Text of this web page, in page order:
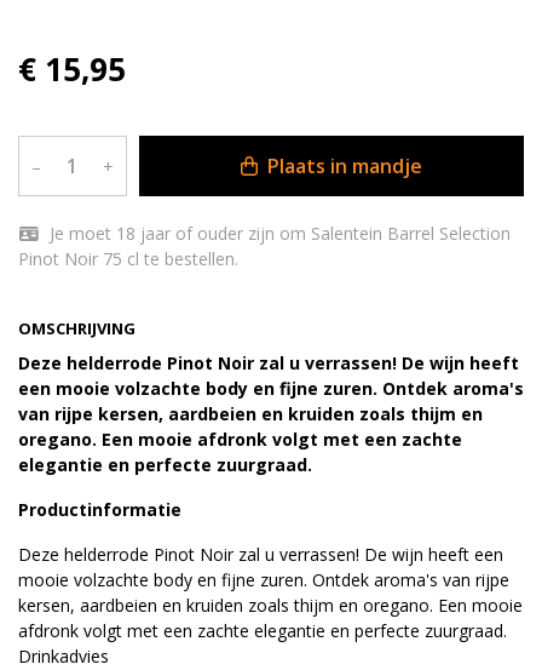
OMSCHRIJVING
Deze helderrode Pinot Noir zal u verrassen! De wijn heeft
een mooie volzachte body en fijne zuren. Ontdek aroma's
van rijpe kersen, aardbeien en kruiden zoals thijm en
oregano. Een mooie afdronk volgt met een zachte
elegantie en perfecte zuurgraad.
Productinformatie
Deze helderrode Pinot Noir zal u verrassen! De wijn heeft een
mooie volzachte body en fijne zuren. Ontdek aroma's van rijpe
kersen, aardbeien en kruiden zoals thijm en oregano. Een mooie
afdronk volgt met een zachte elegantie en perfecte zuurgraad.
Drinkadvies
€ 15,95
– + Plaats in mandje
Pinot Noir 75 cl te bestellen.